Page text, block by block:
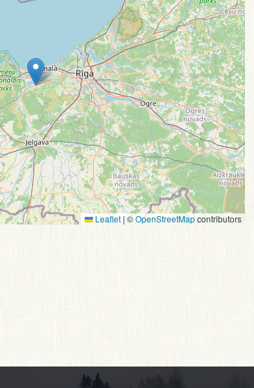
Leaflet | ©OpenStreetMapcontributors